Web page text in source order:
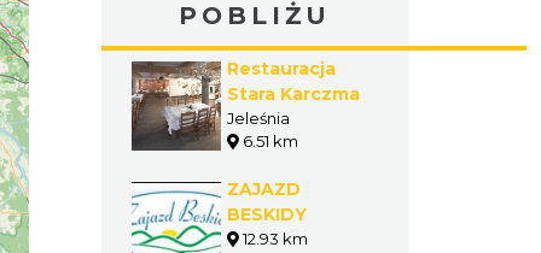
POBLIŻU
Restauracja
Stara Karczma
Jeleśnia
6.51 km
ZAJAZD
BESKIDY
12.93 km